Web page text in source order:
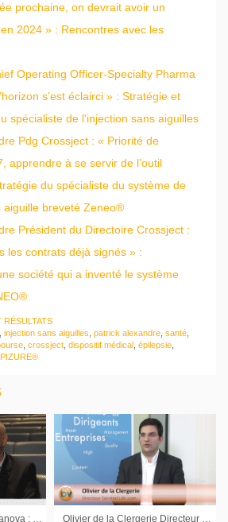
prochaine, on devrait avoir un
2024 » : Rencontres avec les
Operating Officer-Specialty Pharma
s’est éclairci » : Stratégie et
spécialiste de l'injection sans aiguilles
Pdg Crossject : « Priorité de
apprendre à se servir de l’outil
du spécialiste du système de
aiguille breveté Zeneo®
Président du Directoire Crossject :
les contrats déjà signés » :
société qui a inventé le système
RÉSULTATS
injection sans aiguilles patrick alexandre santé
crossject dispositif médical épilepsie
Pierre Cesarini Pdg Claranova : « Personne n’est content de l’évolution du cours de Bourse qui n’est pas aligné avec la réalité de l’entreprise » Olivier de la Clergerie Directeur Général Ldlc.com : « Des capacités de synergies importantes »